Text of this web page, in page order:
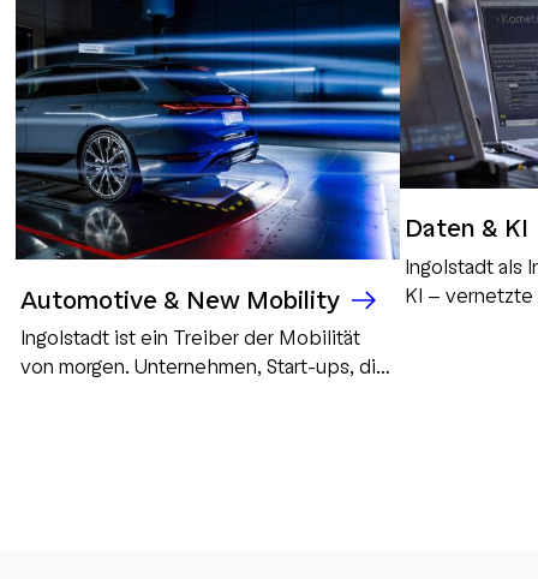
Automotive & New Mobility
Ingolstadt ist ein Treiber der Mobilität
von morgen. Unternehmen, Start-ups, die
Daten & KI
Ingolstadt als
KI – vernetzte